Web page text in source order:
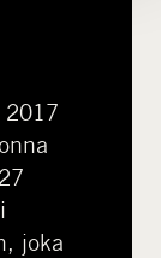
2017
joka